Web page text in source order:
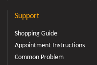
Support
Shopping Guide
Appointment Instructions
Common Problem